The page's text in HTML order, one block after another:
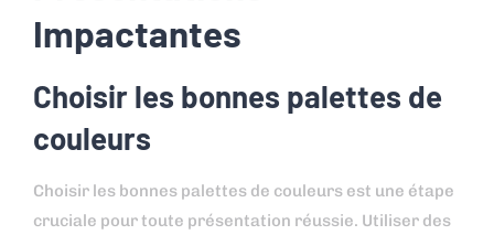
Impactantes
Choisir les bonnes palettes de
couleurs
Choisir les bonnes palettes de couleurs est une étape
cruciale pour toute présentation réussie. Utiliser des